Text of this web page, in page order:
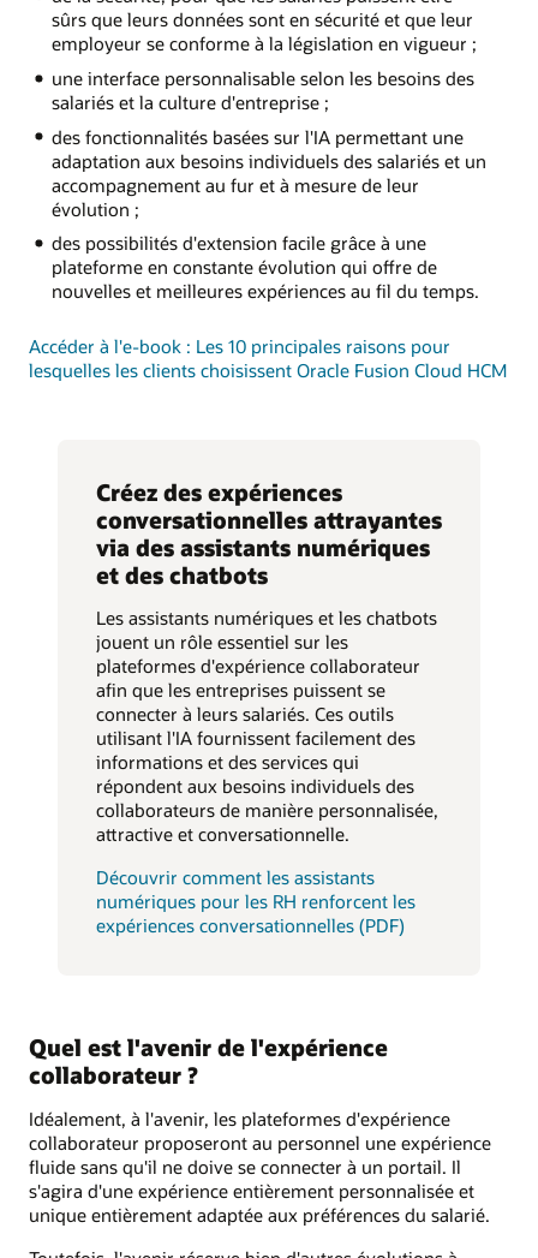
sûrs que leurs données sont en sécurité et que leur
employeur se conforme à la législation en vigueur ;
une interface personnalisable selon les besoins des
salariés et la culture d'entreprise ;
des fonctionnalités basées sur l'IA permettant une
adaptation aux besoins individuels des salariés et un
accompagnement au fur et à mesure de leur
évolution ;
des possibilités d'extension facile grâce à une
plateforme en constante évolution qui offre de
nouvelles et meilleures expériences au fil du temps.
Accéder à l'e-book : Les 10 principales raisons pour
lesquelles les clients choisissent Oracle Fusion Cloud HCM
Créez des expériences
conversationnelles attrayantes
via des assistants numériques
et des chatbots
Les assistants numériques et les chatbots
jouent un rôle essentiel sur les
plateformes d'expérience collaborateur
afin que les entreprises puissent se
connecter à leurs salariés. Ces outils
utilisant l'IA fournissent facilement des
informations et des services qui
répondent aux besoins individuels des
collaborateurs de manière personnalisée,
attractive et conversationnelle.
Découvrir comment les assistants
numériques pour les RH renforcent les
expériences conversationnelles (PDF)
Quel est l'avenir de l'expérience
collaborateur ?
Idéalement, à l'avenir, les plateformes d'expérience
collaborateur proposeront au personnel une expérience
fluide sans qu'il ne doive se connecter à un portail. Il
s'agira d'une expérience entièrement personnalisée et
unique entièrement adaptée aux préférences du salarié.